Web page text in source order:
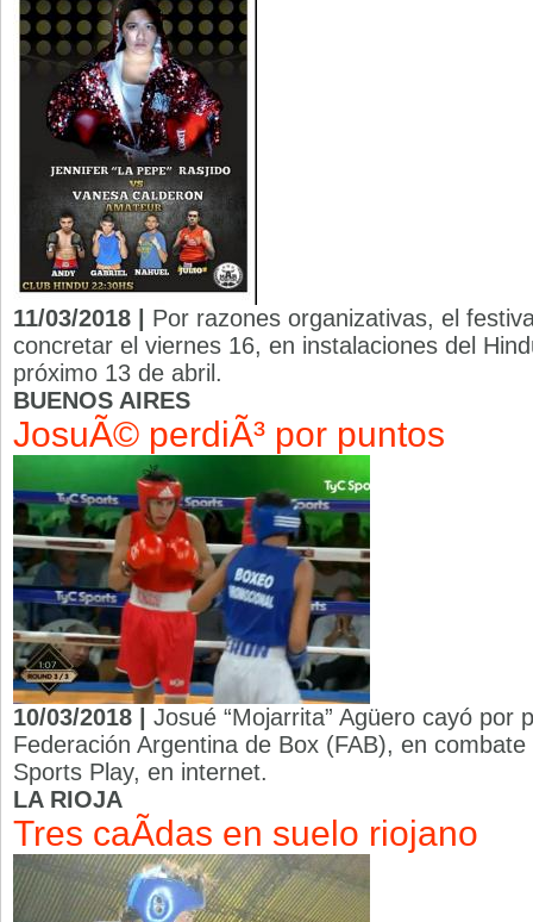
11/03/2018 | Por razones organizativas, el
concretar el viernes 16, en instalaciones del
próximo 13 de abril.
BUENOS AIRES
JosuÃ© perdiÃ³ por puntos
10/03/2018 | Josué “Mojarrita” Agüero cayó por
Federación Argentina de Box (FAB), en
Sports Play, en internet.
LA RIOJA
Tres caÃ­das en suelo riojano